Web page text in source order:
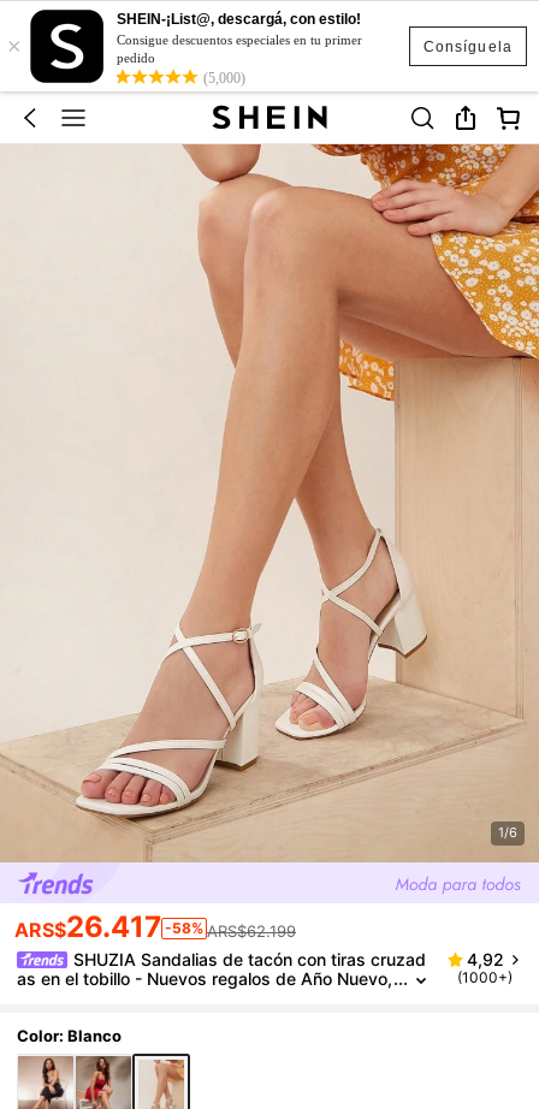
Consíguela
×
SHEIN-¡List@, descargá, con estilo!
Consigue descuentos especiales en tu primer
pedido
(5,000)
1/6
ARS$26.417 -58% ARS$62.199
SHUZIA Sandalias de tacón con tiras cruzad
as en el tobillo - Nuevos regalos de Año Nuevo,
4,92
(1000+)
Color: Blanco